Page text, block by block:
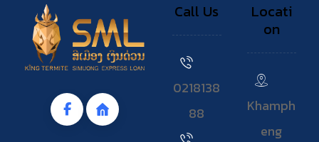
Call Us
0218138
88
Locati
on
Khamph
eng